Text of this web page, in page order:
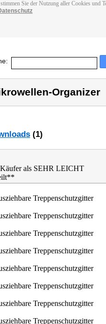
Sie der Nutzung aller Cookies und
Organizer
(1)